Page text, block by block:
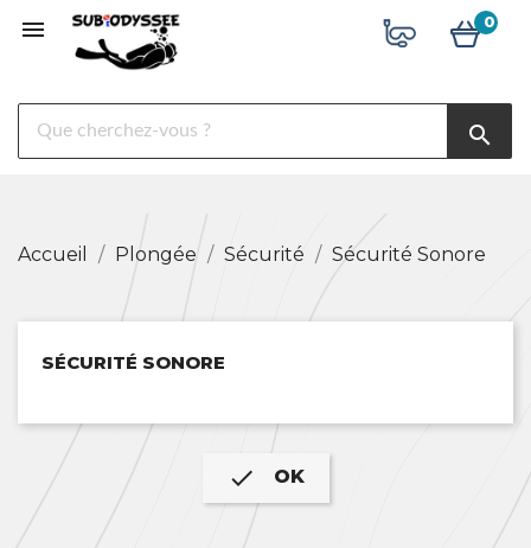
search

Le
services
0
Accueil Plongée Sécurité Sécurité Sonore
SÉCURITÉ SONORE
 OK